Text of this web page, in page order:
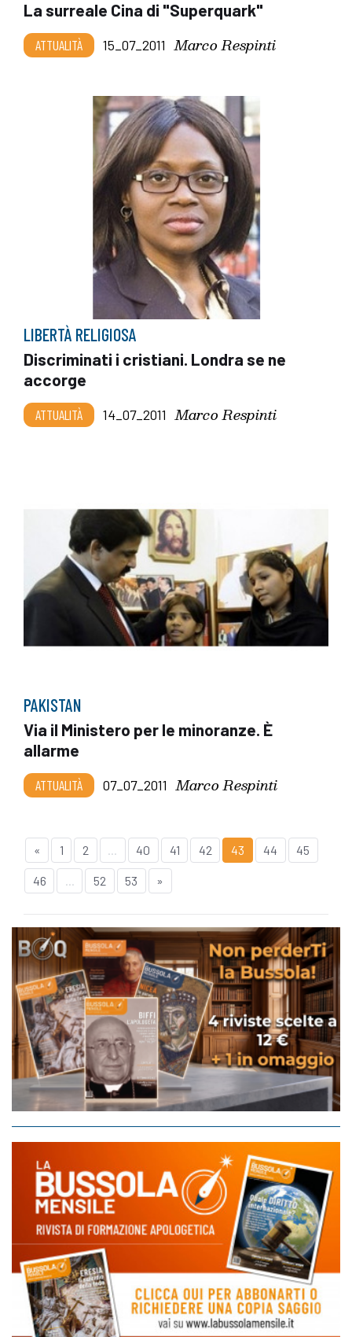
La surreale Cina di "Superquark"
ATTUALITÀ 15_07_2011 Marco Respinti
LIBERTÀ RELIGIOSA
Discriminati i cristiani. Londra se ne
accorge
ATTUALITÀ 14_07_2011 Marco Respinti
PAKISTAN
Via il Ministero per le minoranze. È
allarme
ATTUALITÀ 07_07_2011 Marco Respinti
« 1 2 ... 40 41 42 43 44 45
46 ... 52 53 »